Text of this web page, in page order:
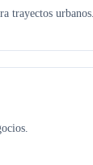
trayectos urbanos.